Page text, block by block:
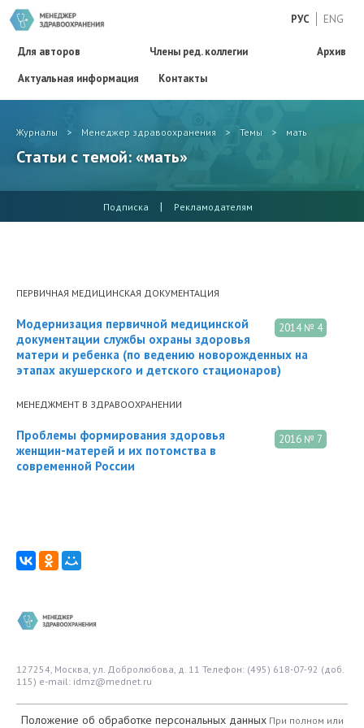
РУС ENG
Для авторов Члены ред. коллегии
Архив
Актуальная информация
Контакты
Журналы > Менеджер здравоохранения > Темы > мать
Статьи с темой: «мать»
Подписка | Рекламодателям
ПЕРВИЧНАЯ МЕДИЦИНСКАЯ ДОКУМЕНТАЦИЯ
2014 № 4
Модернизация первичной медицинской
документации службы охраны здоровья
матери и ребенка (по ведению новорожденных на
этапах акушерского и детского стационаров)
МЕНЕДЖМЕНТ В ЗДРАВООХРАНЕНИИ
2016 № 7
Проблемы формирования здоровья
женщин-матерей и их потомства в
современной России
127254, Москва, ул. Добролюбова, д. 11 Телефон: (495) 618-07-92 (доб.
115) e-mail: idmz@mednet.ru
Положение об обработке персональных данныхПри полном или